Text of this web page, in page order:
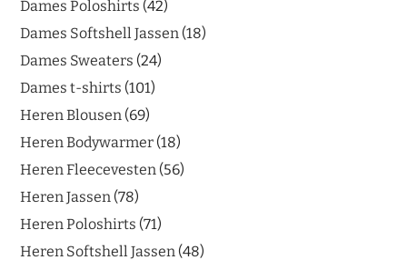
Dames Poloshirts 42
Dames Softshell Jassen 18
Dames Sweaters 24
Dames t-shirts 101
Heren Blousen 69
Heren Bodywarmer 18
Heren Fleecevesten 56
Heren Jassen 78
Heren Poloshirts 71
Heren Softshell Jassen 48